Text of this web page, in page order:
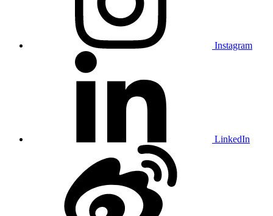
Instagram
LinkedIn